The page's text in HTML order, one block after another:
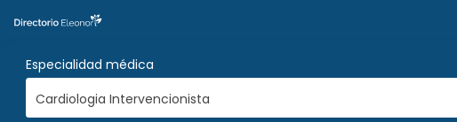
Especialidad médica
Cardiologia Intervencionista